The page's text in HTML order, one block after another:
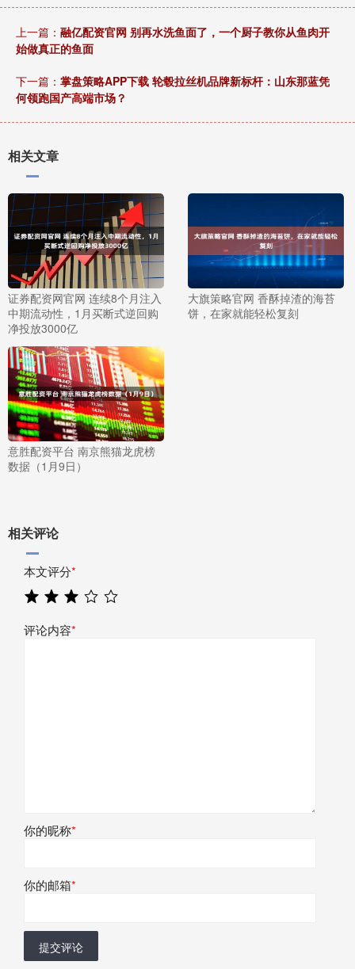
上一篇： 融亿配资官网 别再水洗鱼面了，一个厨子教你从鱼肉开
始做真正的鱼面
下一篇： 掌盘策略APP下载 轮毂拉丝机品牌新标杆：山东那蓝凭
何领跑国产高端市场？
相关文章
证券配资网官网 连续8个月注入
中期流动性，1月买断式逆回购
净投放3000亿
大旗策略官网 香酥掉渣的海苔
饼，在家就能轻松复刻
意胜配资平台 南京熊猫龙虎榜
数据（1月9日）
相关评论
本文评分*
评论内容*
你的昵称*
你的邮箱*
提交评论